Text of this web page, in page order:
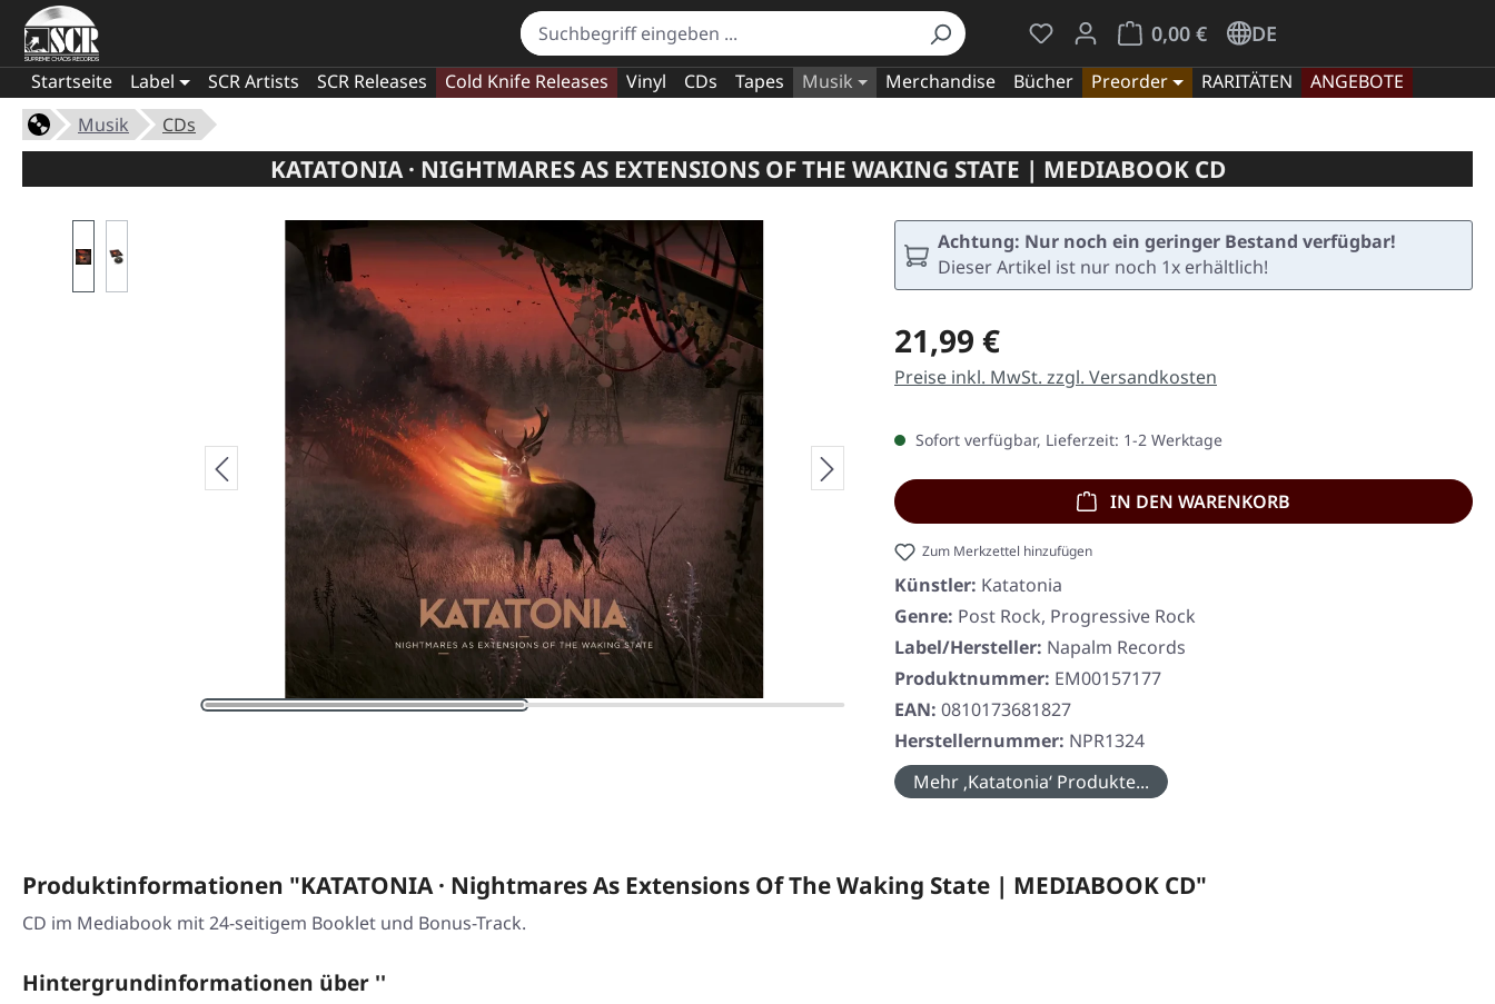
Du hast 0 Produkte auf dem Merkzettel
0,00 €
Warenkorb enthält 0 Positionen. Der
DE
Startseite Label SCR Artists SCR Releases Cold Knife Releases Vinyl CDs Tapes Musik Merchandise Bücher Preorder RARITÄTEN
ANGEBOTE
Musik
CDs
KATATONIA · NIGHTMARES AS EXTENSIONS OF THE WAKING STATE | MEDIABOOK CD
Achtung: Nur noch ein geringer Bestand verfügbar!
Dieser Artikel ist nur noch 1x erhältlich!
Regulärer Preis:
21,99 €
Preise inkl. MwSt. zzgl. Versandkosten
Sofort verfügbar, Lieferzeit: 1-2 Werktage
IN DEN WARENKORB
Zum Merkzettel hinzufügen
Künstler: Katatonia
Genre: Post Rock, Progressive Rock
Label/Hersteller: Napalm Records
Produktnummer: EM00157177
EAN: 0810173681827
Herstellernummer: NPR1324
Mehr ‚Katatonia‘ Produkte...
Produktinformationen "KATATONIA · Nightmares As Extensions Of The Waking State | MEDIABOOK CD"
CD im Mediabook mit 24-seitigem Booklet und Bonus-Track.
Hintergrundinformationen über ''